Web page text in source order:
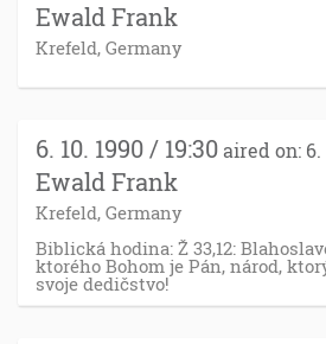
Ewald Frank
Krefeld, Germany
6. 10. 1990 / 19:30 aired on: 6.
Ewald Frank
Krefeld, Germany
Biblická hodina: Ž 33,12:
ktorého Bohom je Pán, národ,
svoje dedičstvo!